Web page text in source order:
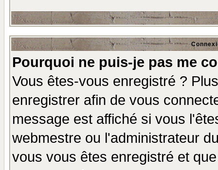
Pourquoi ne puis-je pas me
Vous êtes-vous enregistré ?
enregistrer afin de vous
message est affiché si vous
webmestre ou l'administrateur
vous vous êtes enregistré et